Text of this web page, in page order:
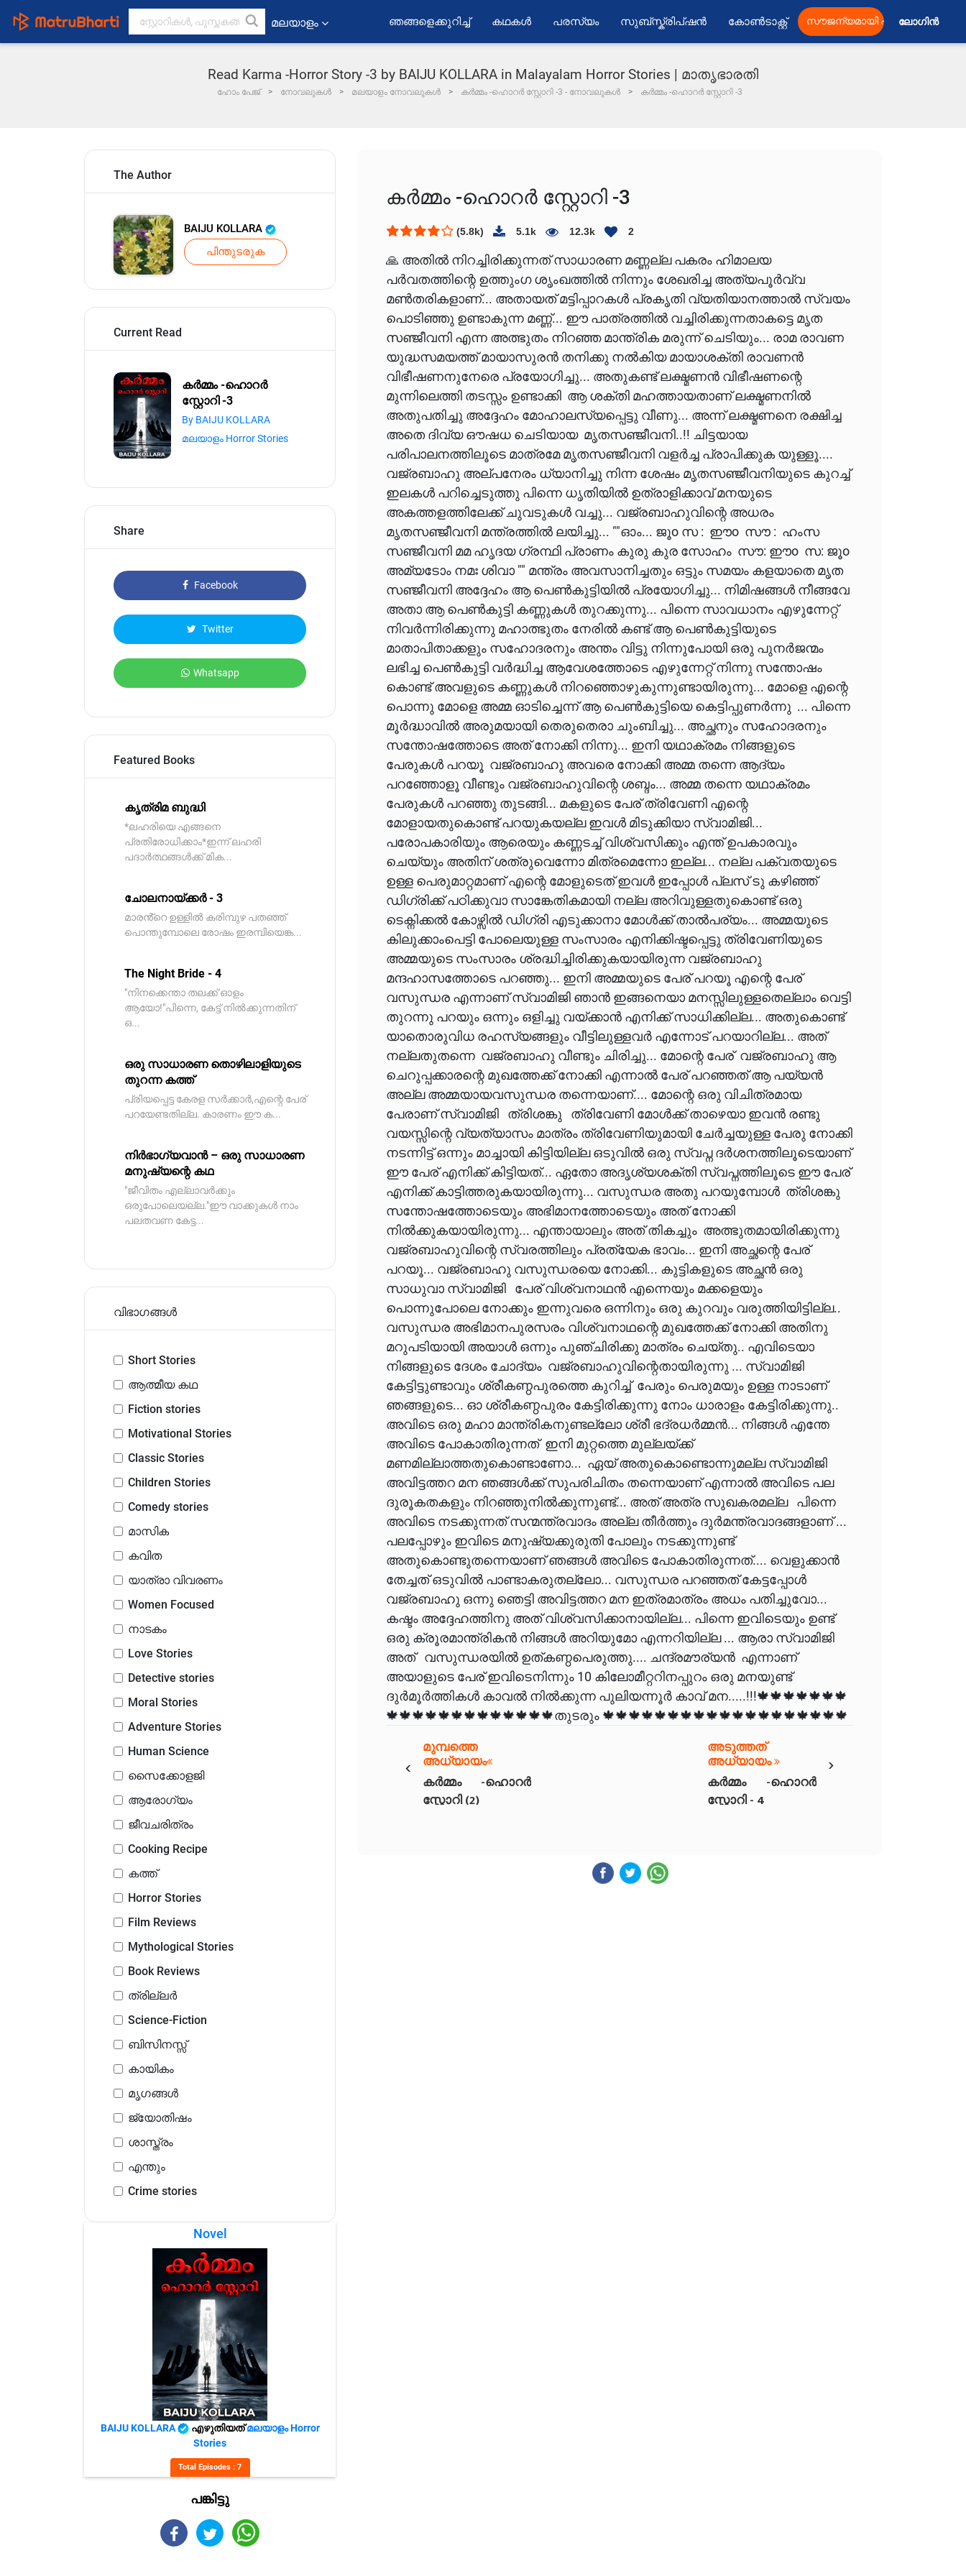
മലയാളം ഞങ്ങളെക്കുറിച്ച് കഥകൾ പരസ്യം സുബ്സ്ക്രിപ്ഷൻ കോൺടാക്റ്റ് സൗജന്യമായി ലോഗിൻ
Read Karma -Horror Story -3 by BAIJU KOLLARA in Malayalam Horror Stories | മാതൃഭാരതി
ഹോം പേജ് നോവലുകൾ മലയാളം നോവലുകൾ കർമ്മം -ഹൊറർ സ്റ്റോറി -3 - നോവലുകൾ കർമ്മം -ഹൊറർ സ്റ്റോറി -3
The Author
BAIJU KOLLARA
പിന്തുടരുക
Current Read
കർമ്മം -ഹൊറർ
സ്റ്റോറി -3
By BAIJU KOLLARA
മലയാളം Horror Stories
Share
Facebook
Twitter
Whatsapp
Featured Books
കൃത്രിമ ബുദ്ധി
*ലഹരിയെ എങ്ങനെ
പ്രതിരോധിക്കാം*ഇന്ന് ലഹരി
പദാർത്ഥങ്ങൾക്ക് മിക...
ചോലനായ്ക്കർ - 3
മാരൻ്റെ ഉള്ളിൽ കരിമ്പുഴ പതഞ്ഞ്
പൊന്തുമ്പോലെ രോഷം ഇരമ്പിയെങ്ക...
The Night Bride - 4
"നിനക്കെന്താ തലക്ക് ഓളം
ആയോ!"പിന്നെ, കേട്ട് നിൽക്കുന്നതിന്
ഒ...
ഒരു സാധാരണ തൊഴിലാളിയുടെ
തുറന്ന കത്ത്
പ്രിയപ്പെട്ട കേരള സർക്കാർ,എന്റെ പേര്
പറയേണ്ടതില്ല. കാരണം ഈ ക...
നിർഭാഗ്യവാൻ – ഒരു സാധാരണ
മനുഷ്യന്റെ കഥ
"ജീവിതം എല്ലാവർക്കും
ഒരുപോലെയല്ല."ഈ വാക്കുകൾ നാം
പലതവണ കേട്ട...
വിഭാഗങ്ങൾ
Short Stories
ആത്മീയ കഥ
Fiction stories
Motivational Stories
Classic Stories
Children Stories
Comedy stories
മാസിക
കവിത
യാത്രാ വിവരണം
Women Focused
നാടകം
Love Stories
Detective stories
Moral Stories
Adventure Stories
Human Science
സൈക്കോളജി
ആരോഗ്യം
ജീവചരിത്രം
Cooking Recipe
കത്ത്
Horror Stories
Film Reviews
Mythological Stories
Book Reviews
ത്രില്ലർ
Science-Fiction
ബിസിനസ്സ്
കായികം
മൃഗങ്ങൾ
ജ്യോതിഷം
ശാസ്ത്രം
എന്തും
Crime stories
Novel
BAIJU KOLLARA എഴുതിയത്മലയാളം Horror
Stories
Total Episodes : 7
പങ്കിട്ടു
കർമ്മം -ഹൊറർ സ്റ്റോറി -3
(5.8k) 5.1k 12.3k 2
🙏 അതിൽ നിറച്ചിരിക്കുന്നത് സാധാരണ മണ്ണല്ല പകരം ഹിമാലയ
പർവതത്തിന്റെ ഉത്തുംഗ ശൃംഖത്തിൽ നിന്നും ശേഖരിച്ച അത്യപൂർവ്വ
മൺതരികളാണ്... അതായത് മട്ടിപ്പാറകൾ പ്രകൃതി വ്യതിയാനത്താൽ സ്വയം
പൊടിഞ്ഞു ഉണ്ടാകുന്ന മണ്ണ്... ഈ പാത്രത്തിൽ വച്ചിരിക്കുന്നതാകട്ടെ മൃത
സഞ്ജീവനി എന്ന അത്ഭുതം നിറഞ്ഞ മാന്ത്രിക മരുന്ന് ചെടിയും... രാമ രാവണ
യുദ്ധസമയത്ത് മായാസുരൻ തനിക്കു നൽകിയ മായാശക്തി രാവണൻ
വിഭീഷണനുനേരെ പ്രയോഗിച്ചു... അതുകണ്ട് ലക്ഷ്മണൻ വിഭീഷണന്റെ
മുന്നിലെത്തി തടസ്സം ഉണ്ടാക്കി ആ ശക്തി മഹത്തായതാണ് ലക്ഷ്മണനിൽ
അതുപതിച്ചു അദ്ദേഹം മോഹാലസ്യപ്പെട്ടു വീണു... അന്ന് ലക്ഷ്മണനെ രക്ഷിച്ച
അതെ ദിവ്യ ഔഷധ ചെടിയായ മൃതസഞ്ജീവനി..!! ചിട്ടയായ
പരിപാലനത്തിലൂടെ മാത്രമേ മൃതസഞ്ജീവനി വളർച്ച പ്രാപിക്കുക യുള്ളൂ....
വജ്രബാഹു അല്പനേരം ധ്യാനിച്ചു നിന്ന ശേഷം മൃതസഞ്ജീവനിയുടെ കുറച്ച്
ഇലകൾ പറിച്ചെടുത്തു പിന്നെ ധൃതിയിൽ ഉത്രാളിക്കാവ് മനയുടെ
അകത്തളത്തിലേക്ക് ചുവടുകൾ വച്ചു... വജ്രബാഹുവിന്റെ അധരം
മൃതസഞ്ജീവനി മന്ത്രത്തിൽ ലയിച്ചു... ""ഓം... ജൂo സ : ഈo സൗ : ഹംസ
സഞ്ജീവനി മമ ഹൃദയ ഗ്രന്ഥി പ്രാണം കുരു കുര സോഹം സൗ: ഈo സ: ജൂo
അമ്യടോം നമഃ ശിവാ "" മന്ത്രം അവസാനിച്ചതും ഒട്ടും സമയം കളയാതെ മൃത
സഞ്ജീവനി അദ്ദേഹം ആ പെൺകുട്ടിയിൽ പ്രയോഗിച്ചു... നിമിഷങ്ങൾ നീങ്ങവേ
അതാ ആ പെൺകുട്ടി കണ്ണുകൾ തുറക്കുന്നു... പിന്നെ സാവധാനം എഴുന്നേറ്റ്
നിവർന്നിരിക്കുന്നു മഹാത്ഭുതം നേരിൽ കണ്ട് ആ പെൺകുട്ടിയുടെ
മാതാപിതാക്കളും സഹോദരനും അന്തം വിട്ടു നിന്നുപോയി ഒരു പുനർജന്മം
ലഭിച്ച പെൺകുട്ടി വർദ്ധിച്ച ആവേശത്തോടെ എഴുന്നേറ്റ് നിന്നു സന്തോഷം
കൊണ്ട് അവളുടെ കണ്ണുകൾ നിറഞ്ഞൊഴുകുന്നുണ്ടായിരുന്നു... മോളെ എന്റെ
പൊന്നു മോളെ അമ്മ ഓടിച്ചെന്ന് ആ പെൺകുട്ടിയെ കെട്ടിപ്പുണർന്നു ... പിന്നെ
മൂർദ്ധാവിൽ അരുമയായി തെരുതെരാ ചുംബിച്ചു... അച്ഛനും സഹോദരനും
സന്തോഷത്തോടെ അത് നോക്കി നിന്നു... ഇനി യഥാക്രമം നിങ്ങളുടെ
പേരുകൾ പറയൂ വജ്രബാഹു അവരെ നോക്കി അമ്മ തന്നെ ആദ്യം
പറഞ്ഞോളൂ വീണ്ടും വജ്രബാഹുവിന്റെ ശബ്ദം... അമ്മ തന്നെ യഥാക്രമം
പേരുകൾ പറഞ്ഞു തുടങ്ങി... മകളുടെ പേര് ത്രിവേണി എന്റെ
മോളായതുകൊണ്ട് പറയുകയല്ല ഇവൾ മിടുക്കിയാ സ്വാമിജി...
പരോപകാരിയും ആരെയും കണ്ണടച്ച് വിശ്വസിക്കും എന്ത് ഉപകാരവും
ചെയ്യും അതിന് ശത്രുവെന്നോ മിത്രമെന്നോ ഇല്ല... നല്ല പക്വതയുടെ
ഉള്ള പെരുമാറ്റമാണ് എന്റെ മോളുടെത് ഇവൾ ഇപ്പോൾ പ്ലസ് ടു കഴിഞ്ഞ്
ഡിഗ്രിക്ക് പഠിക്കുവാ സാങ്കേതികമായി നല്ല അറിവുള്ളതുകൊണ്ട് ഒരു
ടെക്നിക്കൽ കോഴ്സിൽ ഡിഗ്രി എടുക്കാനാ മോൾക്ക് താൽപര്യം... അമ്മയുടെ
കിലുക്കാംപെട്ടി പോലെയുള്ള സംസാരം എനിക്കിഷ്ടപ്പെട്ടു ത്രിവേണിയുടെ
അമ്മയുടെ സംസാരം ശ്രദ്ധിച്ചിരിക്കുകയായിരുന്ന വജ്രബാഹു
മന്ദഹാസത്തോടെ പറഞ്ഞു... ഇനി അമ്മയുടെ പേര് പറയൂ എന്റെ പേര്
വസുന്ധര എന്നാണ് സ്വാമിജി ഞാൻ ഇങ്ങനെയാ മനസ്സിലുള്ളതെല്ലാം വെട്ടി
തുറന്നു പറയും ഒന്നും ഒളിച്ചു വയ്ക്കാൻ എനിക്ക് സാധിക്കില്ല... അതുകൊണ്ട്
യാതൊരുവിധ രഹസ്യങ്ങളും വീട്ടിലുള്ളവർ എന്നോട് പറയാറില്ല... അത്
നല്ലതുതന്നെ വജ്രബാഹു വീണ്ടും ചിരിച്ചു... മോന്റെ പേര് വജ്രബാഹു ആ
ചെറുപ്പക്കാരന്റെ മുഖത്തേക്ക് നോക്കി എന്നാൽ പേര് പറഞ്ഞത് ആ പയ്യൻ
അല്ല അമ്മയായവസുന്ധര തന്നെയാണ്.... മോന്റെ ഒരു വിചിത്രമായ
പേരാണ് സ്വാമിജി ത്രിശങ്കു ത്രിവേണി മോൾക്ക് താഴെയാ ഇവൻ രണ്ടു
വയസ്സിന്റെ വ്യത്യാസം മാത്രം ത്രിവേണിയുമായി ചേർച്ചയുള്ള പേരു നോക്കി
നടന്നിട്ട് ഒന്നും മാച്ചായി കിട്ടിയില്ല ഒടുവിൽ ഒരു സ്വപ്ന ദർശനത്തിലൂടെയാണ്
ഈ പേര് എനിക്ക് കിട്ടിയത്... ഏതോ അദൃശ്യശക്തി സ്വപ്നത്തിലൂടെ ഈ പേര്
എനിക്ക് കാട്ടിത്തരുകയായിരുന്നു... വസുന്ധര അതു പറയുമ്പോൾ ത്രിശങ്കു
സന്തോഷത്തോടെയും അഭിമാനത്തോടെയും അത് നോക്കി
നിൽക്കുകയായിരുന്നു... എന്തായാലും അത് തികച്ചും അത്ഭുതമായിരിക്കുന്നു
വജ്രബാഹുവിന്റെ സ്വരത്തിലും പ്രത്യേക ഭാവം... ഇനി അച്ഛന്റെ പേര്
പറയൂ... വജ്രബാഹു വസുന്ധരയെ നോക്കി... കുട്ടികളുടെ അച്ഛൻ ഒരു
സാധുവാ സ്വാമിജി പേര് വിശ്വനാഥൻ എന്നെയും മക്കളെയും
പൊന്നുപോലെ നോക്കും ഇന്നുവരെ ഒന്നിനും ഒരു കുറവും വരുത്തിയിട്ടില്ല..
വസുന്ധര അഭിമാനപുരസരം വിശ്വനാഥന്റെ മുഖത്തേക്ക് നോക്കി അതിനു
മറുപടിയായി അയാൾ ഒന്നും പുഞ്ചിരിക്കു മാത്രം ചെയ്തു.. എവിടെയാ
നിങ്ങളുടെ ദേശം ചോദ്യം വജ്രബാഹുവിന്റെതായിരുന്നു ... സ്വാമിജി
കേട്ടിട്ടുണ്ടാവും ശ്രീകണ്ഠപുരത്തെ കുറിച്ച് പേരും പെരുമയും ഉള്ള നാടാണ്
ഞങ്ങളുടെ... ഓ ശ്രീകണ്ഠപുരം കേട്ടിരിക്കുന്നു നോം ധാരാളം കേട്ടിരിക്കുന്നു..
അവിടെ ഒരു മഹാ മാന്ത്രികനുണ്ടല്ലോ ശ്രീ ഭദ്രധർമ്മൻ... നിങ്ങൾ എന്തേ
അവിടെ പോകാതിരുന്നത് ഇനി മുറ്റത്തെ മുല്ലയ്ക്ക്
മണമില്ലാത്തതുകൊണ്ടാണോ... ഏയ് അതുകൊണ്ടൊന്നുമല്ല സ്വാമിജി
അവിട്ടത്തറ മന ഞങ്ങൾക്ക് സുപരിചിതം തന്നെയാണ് എന്നാൽ അവിടെ പല
ദുരൂകതകളും നിറഞ്ഞുനിൽക്കുന്നുണ്ട്... അത് അത്ര സുഖകരമല്ല പിന്നെ
അവിടെ നടക്കുന്നത് സന്മന്ത്രവാദം അല്ല തീർത്തും ദുർമന്ത്രവാദങ്ങളാണ് ...
പലപ്പോഴും ഇവിടെ മനുഷ്യക്കുരുതി പോലും നടക്കുന്നുണ്ട്
അതുകൊണ്ടുതന്നെയാണ് ഞങ്ങൾ അവിടെ പോകാതിരുന്നത്.... വെളുക്കാൻ
തേച്ചത് ഒടുവിൽ പാണ്ടാകരുതല്ലോ... വസുന്ധര പറഞ്ഞത് കേട്ടപ്പോൾ
വജ്രബാഹു ഒന്നു ഞെട്ടി അവിട്ടത്തറ മന ഇത്രമാത്രം അധം പതിച്ചുവോ...
കഷ്ടം അദ്ദേഹത്തിനു അത് വിശ്വസിക്കാനായില്ല... പിന്നെ ഇവിടെയും ഉണ്ട്
ഒരു ക്രൂരമാന്ത്രികൻ നിങ്ങൾ അറിയുമോ എന്നറിയില്ല ... ആരാ സ്വാമിജി
അത് വസുന്ധരയിൽ ഉത്കണ്ഠപെരുത്തു.... ചന്ദ്രമൗര്യൻ എന്നാണ്
അയാളുടെ പേര് ഇവിടെനിന്നും 10 കിലോമീറ്ററിനപ്പുറം ഒരു മനയുണ്ട്
ദുർമൂർത്തികൾ കാവൽ നിൽക്കുന്ന പുലിയന്നൂർ കാവ് മന.....!!!🍁🍁🍁🍁🍁🍁🍁
🍁🍁🍁🍁🍁🍁🍁🍁🍁🍁🍁🍁🍁തുടരും 🍁🍁🍁🍁🍁🍁🍁🍁🍁🍁🍁🍁🍁🍁🍁🍁🍁🍁🍁
‹
മുമ്പത്തെ
അധ്യായം
കർമ്മം -ഹൊറർ
സ്റ്റോറി (2)
›
അടുത്തത്
അധ്യായം
കർമ്മം -ഹൊറർ
സ്റ്റോറി - 4